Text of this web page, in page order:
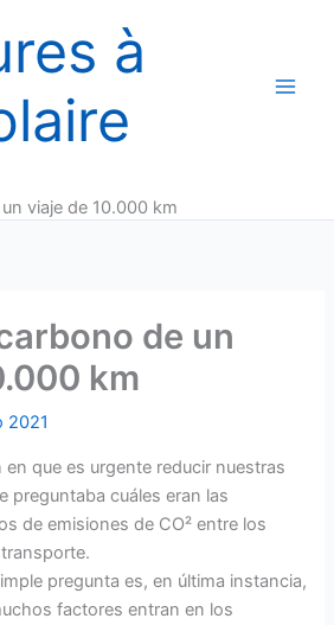
à
viaje de 10.000 km
de un
km
2021
que es urgente reducir nuestras
preguntaba cuáles eran las
de emisiones de CO² entre los
pregunta es, en última instancia,
factores entran en los